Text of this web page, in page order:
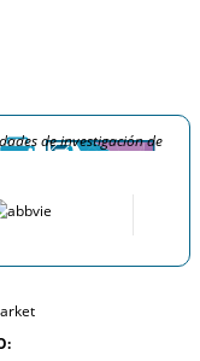
de investigación de